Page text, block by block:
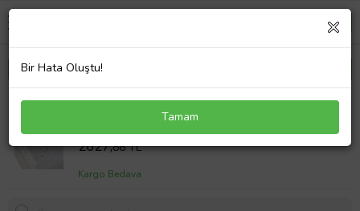
Mycey Sıvı Geçirmez Fitted Kapitoneli Alez 220x200
Cm Çift Kişilik Battal Boy
Sepet Fiyatı
2627,86 TL
Kargo Bedava
Bir Hata Oluştu!
Tamam